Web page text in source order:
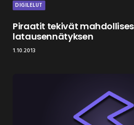
DIGILELUT
Piraatit tekivät
latausennätyksen
1.10.2013